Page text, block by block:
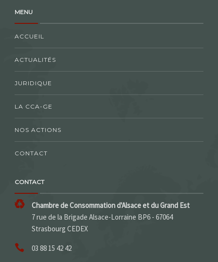
MENU
ACCUEIL
ACTUALITÉS
JURIDIQUE
LA CCA-GE
NOS ACTIONS
CONTACT
CONTACT
Chambre de Consommation d'Alsace et du Grand Est
7 rue de la Brigade Alsace-Lorraine BP6 - 67064
Strasbourg CEDEX
03 88 15 42 42